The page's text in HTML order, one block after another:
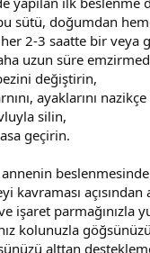
sütü, doğumdan
2-3 saatte bir
uzun süre
değiştirin,
ayaklarını nazikçe
silin,
geçirin.
annenin
kavraması
işaret
kolunuzla
alttan